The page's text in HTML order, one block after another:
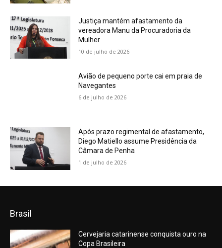
Justiça mantém afastamento da
vereadora Manu da Procuradoria da
Mulher
10 de julho de 2026
Avião de pequeno porte cai em praia de
Navegantes
6 de julho de 2026
Após prazo regimental de afastamento,
Diego Matiello assume Presidência da
Câmara de Penha
1 de julho de 2026
Brasil
Cervejaria catarinense conquista ouro na
Copa Brasileira